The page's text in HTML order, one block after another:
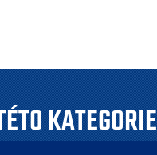
KATEGORIE